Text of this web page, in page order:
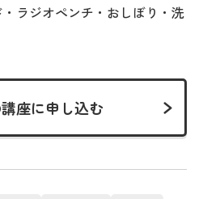
・ラジオペンチ・おしぼり・洗
座に申し込む